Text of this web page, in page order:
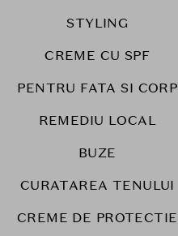
STYLING
CREME CU SPF
PENTRU FATA SI CORP
REMEDIU LOCAL
BUZE
CURATAREA TENULUI
CREME DE PROTECTIE